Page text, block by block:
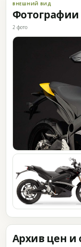
ВНЕШНИЙ ВИД
Фотографии
2 фото
Архив цен и